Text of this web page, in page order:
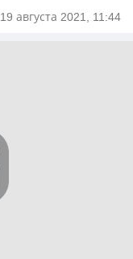
19 августа 2021, 11:44